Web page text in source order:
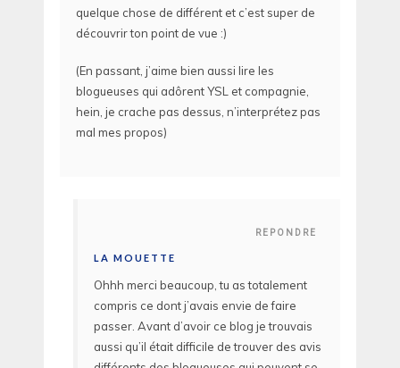
quelque chose de différent et c’est super de
découvrir ton point de vue :)
(En passant, j’aime bien aussi lire les
blogueuses qui adôrent YSL et compagnie,
hein, je crache pas dessus, n’interprétez pas
mal mes propos)
REPONDRE
LA MOUETTE
Ohhh merci beaucoup, tu as totalement
compris ce dont j’avais envie de faire
passer. Avant d’avoir ce blog je trouvais
aussi qu’il était difficile de trouver des avis